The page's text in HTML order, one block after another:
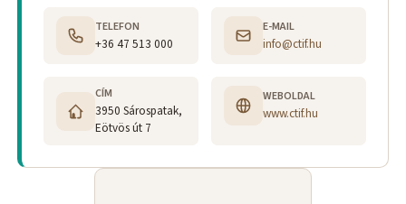
TELEFON
+36 47 513 000
E-MAIL
info@ctif.hu
CÍM
3950 Sárospatak,
Eötvös út 7
WEBOLDAL
www.ctif.hu